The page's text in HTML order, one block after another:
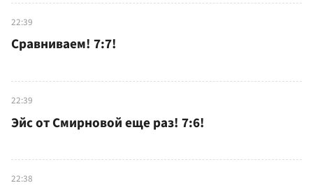
22:39
Сравниваем! 7:7!
22:39
Эйс от Смирновой еще раз! 7:6!
22:38